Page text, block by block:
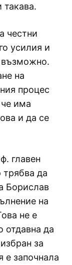
такава.
честни
усилия и
възможно.
на
процес
има
и да се
главен
да
Борислав
на
не е
отдавна да
за
е започнала